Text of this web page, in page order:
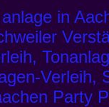
in
Verleih,
Party